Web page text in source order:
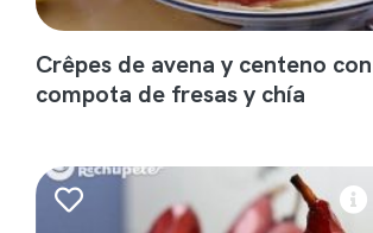
Crêpes de avena y centeno con
compota de fresas y chía